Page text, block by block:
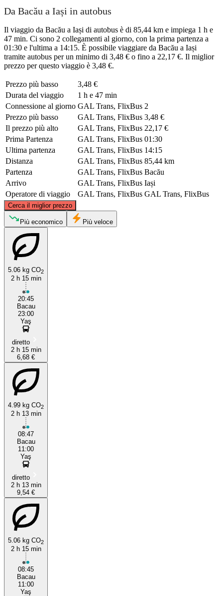
Da Bacău a Iași in autobus
Il viaggio da Bacău a Iași di autobus è di 85,44 km e impiega 1 h e
47 min. Ci sono 2 collegamenti al giorno, con la prima partenza a
01:30 e l'ultima a 14:15. È possibile viaggiare da Bacău a Iași
tramite autobus per un minimo di 3,48 € o fino a 22,17 €. Il miglior
prezzo per questo viaggio è 3,48 €.
Prezzo più basso
3,48 €
Durata del viaggio
1 h e 47 min
Connessione al giorno GAL Trans, FlixBus 2
Prezzo più basso
GAL Trans, FlixBus 3,48 €
Il prezzo più alto
GAL Trans, FlixBus 22,17 €
Prima Partenza
GAL Trans, FlixBus 01:30
Ultima partenza
GAL Trans, FlixBus 14:15
Distanza
GAL Trans, FlixBus 85,44 km
Partenza
GAL Trans, FlixBus Bacău
Arrivo
GAL Trans, FlixBus Iași
Operatore di viaggio
GAL Trans, FlixBus GAL Trans, FlixBus
Cerca il miglior prezzo
©CARTO, © OpenStreetMapcontributors
Più economico Più veloce
5.06 kg CO2
2 h 15 min
20:45
Bacau
23:00
Yaş
diretto
2 h 15 min
6,68 €
4.99 kg CO2
2 h 13 min
08:47
Bacau
11:00
Yaş
diretto
2 h 13 min
9,54 €
5.06 kg CO2
2 h 15 min
08:45
Bacau
11:00
Yaş